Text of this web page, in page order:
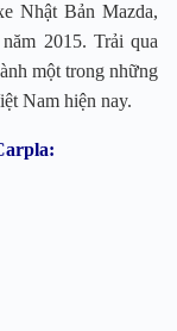
Nhật Bản Mazda,
2015. Trải qua
một trong những
Nam hiện nay.